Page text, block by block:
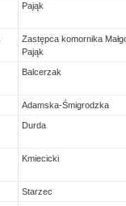
Pająk
Zastępca komornika
Pająk
Balcerzak
Adamska-Śmigrodzka
Durda
Kmiecicki
Starzec